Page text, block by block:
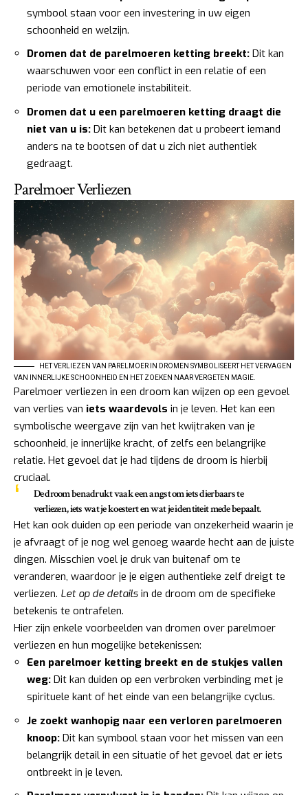
symbool staan voor een investering in uw eigen
schoonheid en welzijn.
Dromen dat de parelmoeren ketting breekt: Dit kan
waarschuwen voor een conflict in een relatie of een
periode van emotionele instabiliteit.
Dromen dat u een parelmoeren ketting draagt die
niet van u is: Dit kan betekenen dat u probeert iemand
anders na te bootsen of dat u zich niet authentiek
gedraagt.
Parelmoer Verliezen
HET VERLIEZEN VAN PARELMOER IN DROMEN SYMBOLISEERT HET VERVAGEN
VAN INNERLIJKE SCHOONHEID EN HET ZOEKEN NAAR VERGETEN MAGIE.
Parelmoer verliezen in een droom kan wijzen op een gevoel
van verlies van iets waardevols in je leven. Het kan een
symbolische weergave zijn van het kwijtraken van je
schoonheid, je innerlijke kracht, of zelfs een belangrijke
relatie. Het gevoel dat je had tijdens de droom is hierbij
cruciaal.
De droom benadrukt vaak een angst om iets dierbaars te
verliezen, iets wat je koestert en wat je identiteit mede bepaalt.
Het kan ook duiden op een periode van onzekerheid waarin je
je afvraagt of je nog wel genoeg waarde hecht aan de juiste
dingen. Misschien voel je druk van buitenaf om te
veranderen, waardoor je je eigen authentieke zelf dreigt te
verliezen. Let op de details in de droom om de specifieke
betekenis te ontrafelen.
Hier zijn enkele voorbeelden van dromen over parelmoer
verliezen en hun mogelijke betekenissen:
Een parelmoer ketting breekt en de stukjes vallen
weg: Dit kan duiden op een verbroken verbinding met je
spirituele kant of het einde van een belangrijke cyclus.
Je zoekt wanhopig naar een verloren parelmoeren
knoop: Dit kan symbool staan voor het missen van een
belangrijk detail in een situatie of het gevoel dat er iets
ontbreekt in je leven.